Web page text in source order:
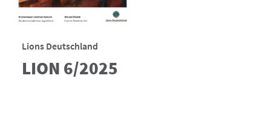
Lions Deutschland
LION 6/2025